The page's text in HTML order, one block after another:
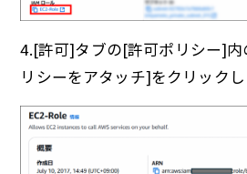
4.[許可]タブの[許可ポリシー]
リシーをアタッチ]をクリックし